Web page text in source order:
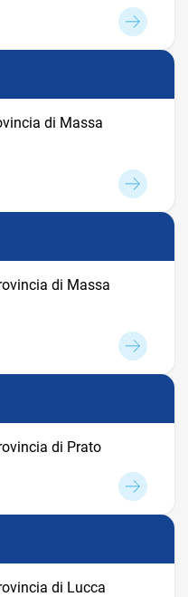
di Massa
di Massa
di Prato
di Lucca